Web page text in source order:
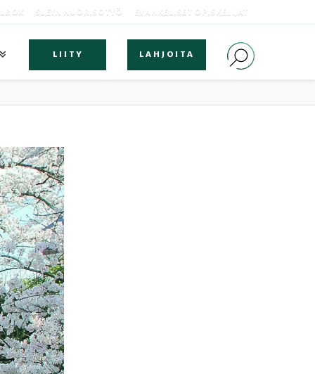
SLEYN NUORISOTYÖ EVANKELISET OPISKELIJAT
LIITY LAHJOITA